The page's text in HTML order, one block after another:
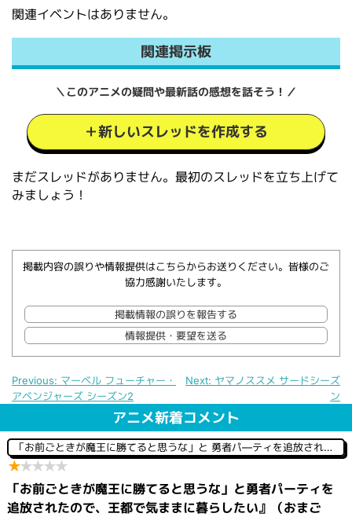
関連イベントはありません。
関連掲示板
＼このアニメの疑問や最新話の感想を話そう！／
＋新しいスレッドを作成する
まだスレッドがありません。最初のスレッドを立ち上げて
みましょう！
掲載内容の誤りや情報提供はこちらからお送りください。皆様のご
協力感謝いたします。
掲載情報の誤りを報告する
情報提供・要望を送る
投
ビ
ゲ
ー
シ
ョ
ン
Previous: マーベル フューチャー・
アベンジャーズ シーズン2
Next: ヤマノススメ サードシーズ
ン
アニメ新着コメント
「お前ごときが魔王に勝てると思うな」と 勇者パ―ティを追放されたので、王都で気ままに暮らしたい
★★★★★
「お前ごときが魔王に勝てると思うな」と勇者パーティを
追放されたので、王都で気ままに暮らしたい』（おまご